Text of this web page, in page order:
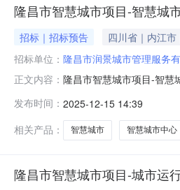
隆昌市智慧城市项目-智慧城
招标｜招标预告 四川省｜内江市
招标单位： 隆昌市润景城市管理服务
正文内容： 隆昌市智慧城市项目-智慧
0832-3900167招标代理
防
发布时间： 2025-12-15 14:39
相关产品：
智慧城市 智慧城市中心
隆昌市智慧城市项目-城市运